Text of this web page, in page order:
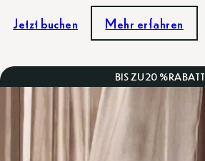
Jetzt buchen Mehr erfahren
BIS ZU20 %RABATT